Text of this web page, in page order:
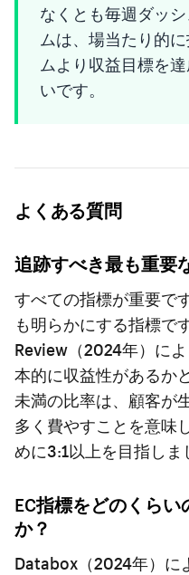
なくとも毎週ダッ
ムは、場当たり的
ムより収益目標を
いです。
よくある質問
追跡すべき最も重要
すべての指標が重要で
も明らかにする指標で
Review（2024年）に
本的に収益性があるか
未満の比率は、顧客が
多く費やすことを意味
めに3:1以上を目指しま
EC指標をどのくら
か？
Databox（2024年）に